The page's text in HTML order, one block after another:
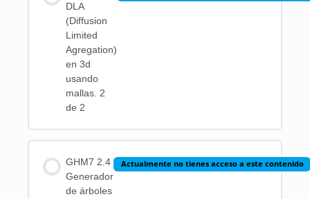
DLA
(Diffusion
Limited
Agregation)
en 3d
usando
mallas. 2
de 2
GHM7 2.4
Generador
de árboles
Actualmente no tienes acceso a este contenido